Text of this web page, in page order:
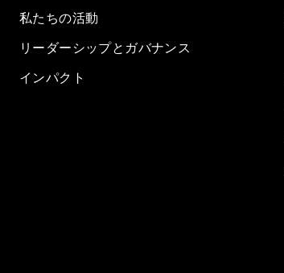
私たちの活動
リーダーシップとガバナンス
インパクト